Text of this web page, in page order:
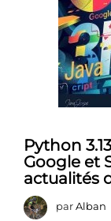
Python
Google et
actualités
parAlban